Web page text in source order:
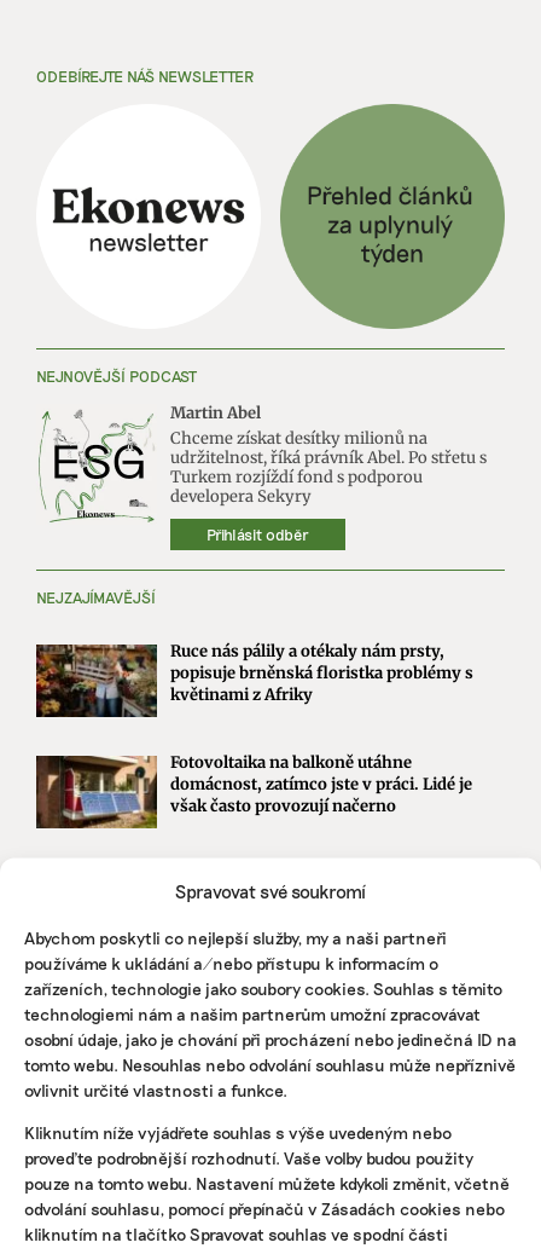
Spravovat své soukromí
Abychom poskytli co nejlepší služby, my a naši partneři
používáme k ukládání a/nebo přístupu k informacím o
zařízeních, technologie jako soubory cookies. Souhlas s těmito
technologiemi nám a našim partnerům umožní zpracovávat
osobní údaje, jako je chování při procházení nebo jedinečná ID na
tomto webu. Nesouhlas nebo odvolání souhlasu může nepříznivě
ovlivnit určité vlastnosti a funkce.
Kliknutím níže vyjádřete souhlas s výše uvedeným nebo
proveďte podrobnější rozhodnutí. Vaše volby budou použity
pouze na tomto webu. Nastavení můžete kdykoli změnit, včetně
odvolání souhlasu, pomocí přepínačů v Zásadách cookies nebo
kliknutím na tlačítko Spravovat souhlas ve spodní části
ODEBÍREJTE NÁŠ NEWSLETTER
NEJNOVĚJŠÍ PODCAST
Martin Abel
Chceme získat desítky milionů na
udržitelnost, říká právník Abel. Po střetu s
Turkem rozjíždí fond s podporou
developera Sekyry
Přihlásit odběr
NEJZAJÍMAVĚJŠÍ
Ruce nás pálily a otékaly nám prsty,
popisuje brněnská floristka problémy s
květinami z Afriky
Fotovoltaika na balkoně utáhne
domácnost, zatímco jste v práci. Lidé je
však často provozují načerno
přijít o desítky miliard. Ve hře jsou
STÁHNĚTE SI NAŠE E-BOOKY